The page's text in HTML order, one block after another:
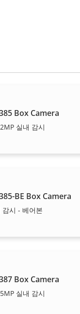
Box Camera
실내 감시
BE Box Camera
감시 - 베어본
Box Camera
실내 감시